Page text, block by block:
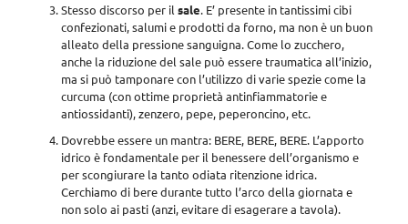
Stesso discorso per il sale. E’ presente in tantissimi cibi
confezionati, salumi e prodotti da forno, ma non è un buon
alleato della pressione sanguigna. Come lo zucchero,
anche la riduzione del sale può essere traumatica all’inizio,
ma si può tamponare con l’utilizzo di varie spezie come la
curcuma (con ottime proprietà antinfiammatorie e
antiossidanti), zenzero, pepe, peperoncino, etc.
Dovrebbe essere un mantra: BERE, BERE, BERE. L’apporto
idrico è fondamentale per il benessere dell’organismo e
per scongiurare la tanto odiata ritenzione idrica.
Cerchiamo di bere durante tutto l’arco della giornata e
non solo ai pasti (anzi, evitare di esagerare a tavola).